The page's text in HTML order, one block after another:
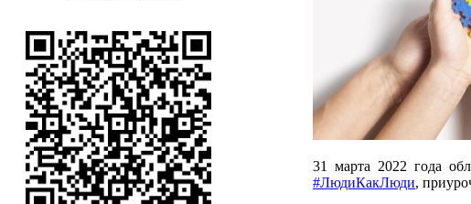
31 марта 2022 года
#ЛюдиКакЛюди,